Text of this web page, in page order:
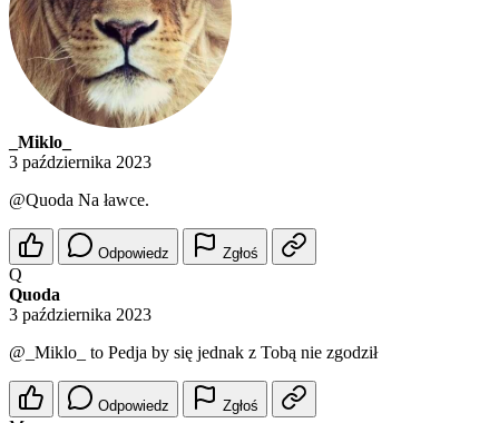
_Miklo_
3 października 2023
@Quoda Na ławce.
Odpowiedz Zgłoś
Q
Quoda
3 października 2023
@_Miklo_
to Pedja by się jednak z Tobą nie zgodził
Odpowiedz Zgłoś